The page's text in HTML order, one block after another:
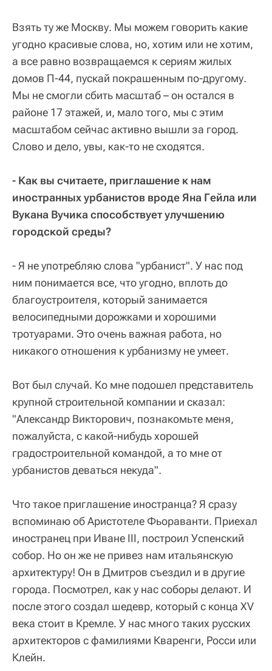
Взять ту же Москву. Мы можем говорить какие
угодно красивые слова, но, хотим или не хотим,
а все равно возвращаемся к сериям жилых
домов П-44, пускай покрашенным по-другому.
Мы не смогли сбить масштаб – он остался в
районе 17 этажей, и, мало того, мы с этим
масштабом сейчас активно вышли за город.
Слово и дело, увы, как-то не сходятся.
- Как вы считаете, приглашение к нам
иностранных урбанистов вроде Яна Гейла или
Вукана Вучика способствует улучшению
городской среды?
- Я не употребляю слова "урбанист". У нас под
ним понимается все, что угодно, вплоть до
благоустроителя, который занимается
велосипедными дорожками и хорошими
тротуарами. Это очень важная работа, но
никакого отношения к урбанизму не умеет.
Вот был случай. Ко мне подошел представитель
крупной строительной компании и сказал:
"Александр Викторович, познакомьте меня,
пожалуйста, с какой-нибудь хорошей
градостроительной командой, а то мне от
урбанистов деваться некуда".
Что такое приглашение иностранца? Я сразу
вспоминаю об Аристотеле Фьораванти. Приехал
иностранец при Иване III, построил Успенский
собор. Но он же не привез нам итальянскую
архитектуру! Он в Дмитров съездил и в другие
города. Посмотрел, как у нас соборы делают. И
после этого создал шедевр, который с конца XV
века стоит в Кремле. У нас много таких русских
архитекторов с фамилиями Кваренги, Росси или
Клейн.